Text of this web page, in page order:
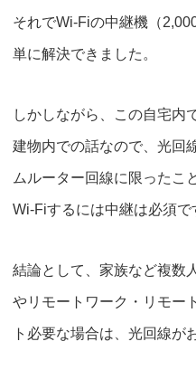
それでWi-Fiの中継機（
単に解決できました。
しかしながら、この自宅内
建物内での話なので、光回
ムルーター回線に限ったこ
Wi-Fiするには中継は必須で
結論として、 家族など複数
やリモートワーク・リモー
ト必要な場合は、光回線が